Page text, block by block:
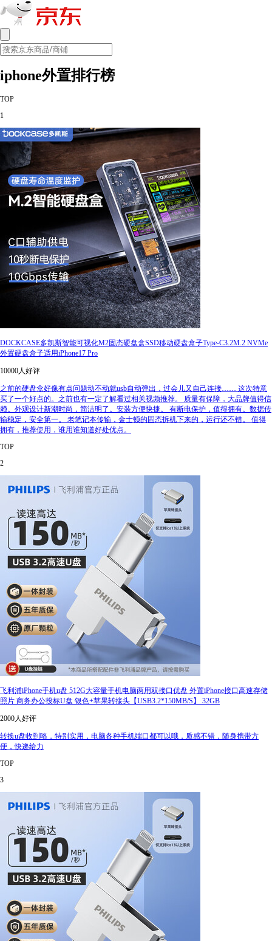
iphone外置排行榜
TOP
1
DOCKCASE多凯斯智能可视化M2固态硬盘盒SSD移动硬盘盒子Type-C3.2M.2 NVMe
外置硬盘盒子适用iPhone17 Pro
10000人好评
之前的硬盘盒好像有点问题动不动就usb自动弹出，过会儿又自己连接…… 这次特意
买了一个好点的。之前也有一定了解看过相关视频推荐。 质量有保障，大品牌值得信
赖。外观设计新潮时尚，简洁明了。安装方便快捷。 有断电保护，值得拥有。数据传
输稳定，安全第一。 老笔记本传输，金士顿的固态拆机下来的，运行还不错。 值得
拥有，推荐使用，谁用谁知道好处优点。
TOP
2
飞利浦iPhone手机u盘 512G大容量手机电脑两用双接口优盘 外置iPhone接口高速存储
照片 商务办公投标U盘 银色+苹果转接头【USB3.2*150MB/S】 32GB
2000人好评
转换u盘收到咯，特别实用，电脑各种手机端口都可以哦，质感不错，随身携带方
便，快递给力
TOP
3